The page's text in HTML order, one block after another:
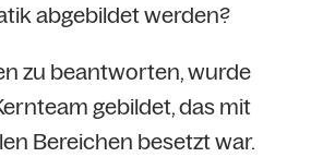
abgebildet werden?
zu beantworten, wurde
gebildet, das mit
Bereichen besetzt war.